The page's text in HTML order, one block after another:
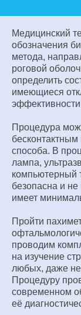
Медицинский
обозначения
метода,
роговой
определить
имеющиеся
Процедура
способа. В
лампа,
компьютерный
безопасна и
имеет
Пройти
проводим
на изучение
любых, даже
Процедуру
современном
её